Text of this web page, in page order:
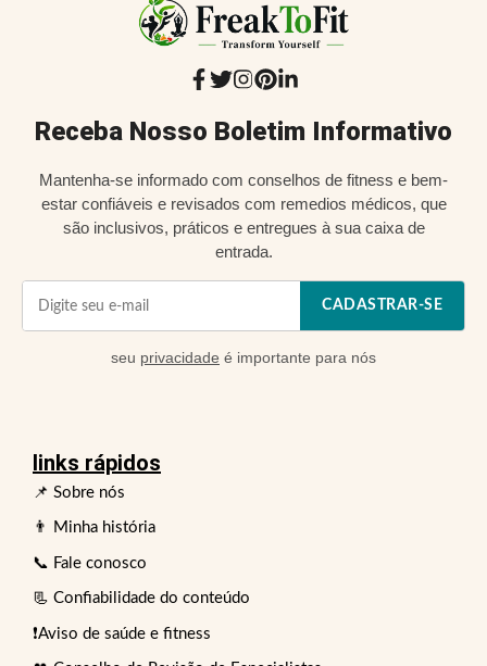
Receba Nosso Boletim Informativo
Mantenha-se informado com conselhos de fitness e bem-
estar confiáveis e revisados com remedios médicos, que
são inclusivos, práticos e entregues à sua caixa de
entrada.
CADASTRAR-SE
seu privacidade é importante para nós
links rápidos
📌 Sobre nós
👨 Minha história
📞 Fale conosco
📃 Confiabilidade do conteúdo
❗Aviso de saúde e fitness